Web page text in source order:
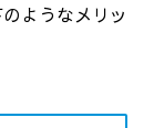
ようなメリッ